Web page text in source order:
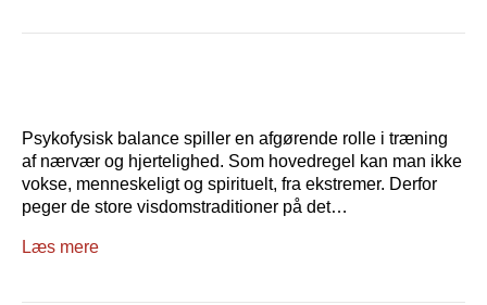
Psykofysisk balance spiller en afgørende rolle i træning
af nærvær og hjertelighed. Som hovedregel kan man ikke
vokse, menneskeligt og spirituelt, fra ekstremer. Derfor
peger de store visdomstraditioner på det…
Læs mere